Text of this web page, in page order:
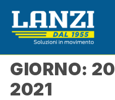
GIORNO:
2021